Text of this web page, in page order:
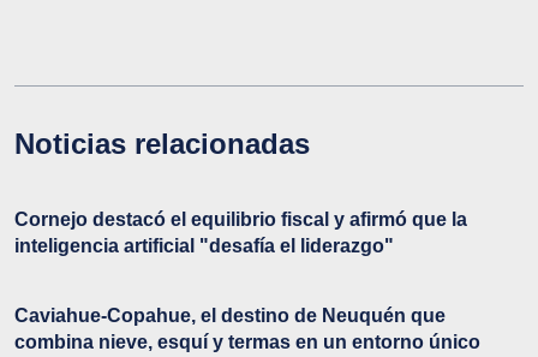
Noticias relacionadas
Cornejo destacó el equilibrio fiscal y afirmó que la
inteligencia artificial "desafía el liderazgo"
Caviahue-Copahue, el destino de Neuquén que
combina nieve, esquí y termas en un entorno único